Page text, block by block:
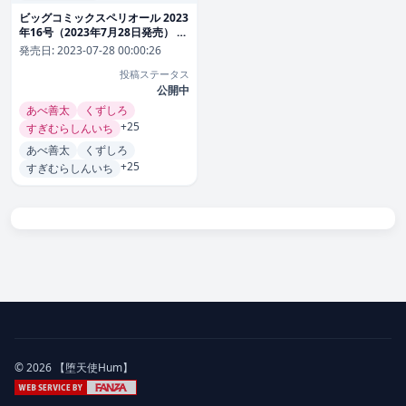
ビッグコミックスペリオール 2023
年16号（2023年7月28日発売） 雑
誌
発売日:2023-07-28 00:00:26
投稿ステータス
公開中
あべ善太
くずしろ
すぎむらしんいち +25
あべ善太
くずしろ
すぎむらしんいち +25
© 2026 【堕天使Hum】